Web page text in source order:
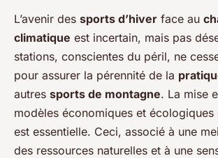
L’avenir des sports d’hiver face au
climatique est incertain, mais pas
stations, conscientes du péril, ne
pour assurer la pérennité de la
autres sports de montagne. La mise
modèles économiques et écologiques
est essentielle. Ceci, associé à une
des ressources naturelles et à une